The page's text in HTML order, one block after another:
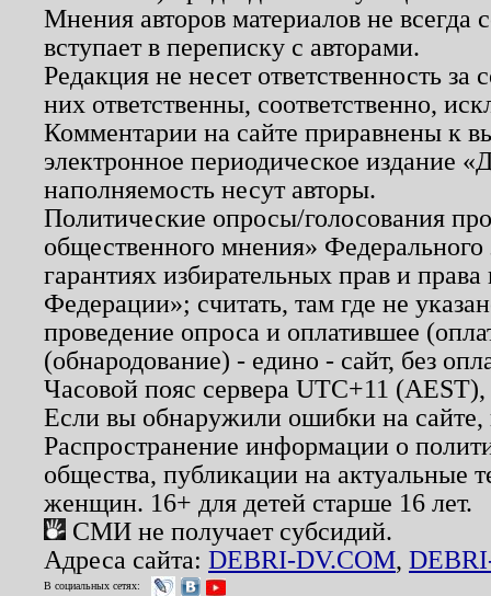
Мнения авторов материалов не
вступает в переписку с авторами.
Редакция не несет ответственность
них ответственны, соответственно,
Комментарии на сайте приравнены к
электронное периодическое издание
наполняемость несут авторы.
Политические опросы/голосования
общественного мнения»
гарантиях избирательных прав и
Федерации»; считать, там где не
проведение опроса и оплатившее
(обнародование) - едино - сайт, без
Часовой пояс сервера UTC+11
Если вы обнаружили ошибки на
Распространение информации о
общества, публикации на актуальные
женщин. 16+ для детей старше 16 лет.
СМИ не получает субсидий.
Адреса сайта: DEBRI-DV.COM,
В социальных сетях: